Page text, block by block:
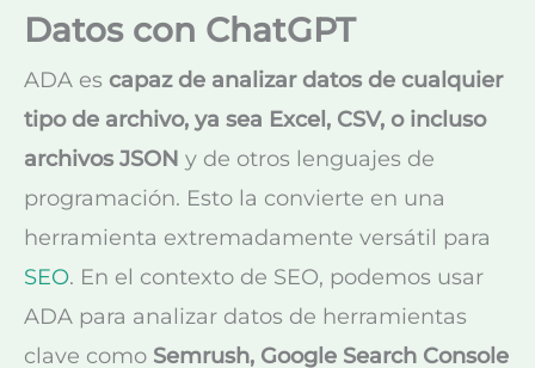
Datos con ChatGPT
ADA es capaz de analizar datos de cualquier
tipo de archivo, ya sea Excel, CSV, o incluso
archivos JSON y de otros lenguajes de
programación. Esto la convierte en una
herramienta extremadamente versátil para
SEO. En el contexto de SEO, podemos usar
ADA para analizar datos de herramientas
clave como Semrush, Google Search Console